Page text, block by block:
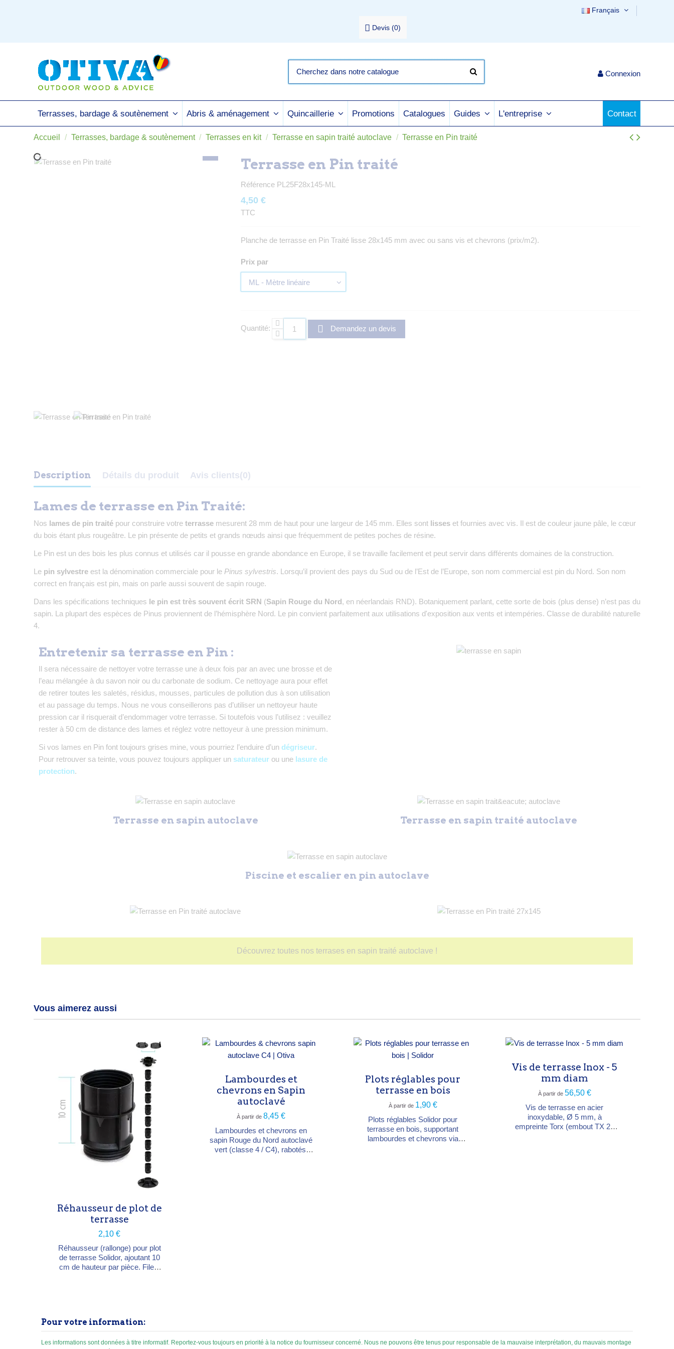
Français
Devis (0)
Connexion
Terrasses, bardage & soutènement Abris & aménagement Quincaillerie Promotions Catalogues Guides L'entreprise Contact
Accueil Terrasses, bardage & soutènement Terrasses en kit Terrasse en sapin traité autoclave Terrasse en Pin traité
Terrasse en Pin traité
Référence PL25F28x145-ML
4,50 €
TTC
Planche de terrasse en Pin Traité lisse 28x145 mm avec ou sans vis et chevrons (prix/m2).
Prix par
Quantité: Demandez un devis
Description Détails du produit Avis clients(0)
Lames de terrasse en Pin Traité:
Nos lames de pin traité pour construire votre terrasse mesurent 28 mm de haut pour une largeur de 145 mm. Elles sont lisses et fournies avec vis. Il est de couleur jaune pâle, le cœur
du bois étant plus rougeâtre. Le pin présente de petits et grands nœuds ainsi que fréquemment de petites poches de résine.
Le Pin est un des bois les plus connus et utilisés car il pousse en grande abondance en Europe, il se travaille facilement et peut servir dans différents domaines de la construction.
Le pin sylvestre est la dénomination commerciale pour le Pinus sylvestris. Lorsqu’il provient des pays du Sud ou de l’Est de l’Europe, son nom commercial est pin du Nord. Son nom
correct en français est pin, mais on parle aussi souvent de sapin rouge.
Dans les spécifications techniques le pin est très souvent écrit SRN (Sapin Rouge du Nord, en néerlandais RND). Botaniquement parlant, cette sorte de bois (plus dense) n’est pas du
sapin. La plupart des espèces de Pinus proviennent de l’hémisphère Nord. Le pin convient parfaitement aux utilisations d'exposition aux vents et intempéries. Classe de durabilité naturelle
4.
Entretenir sa terrasse en Pin :
Il sera nécessaire de nettoyer votre terrasse une à deux fois par an avec une brosse et de
l’eau mélangée à du savon noir ou du carbonate de sodium. Ce nettoyage aura pour effet
de retirer toutes les saletés, résidus, mousses, particules de pollution dus à son utilisation
et au passage du temps. Nous ne vous conseillerons pas d’utiliser un nettoyeur haute
pression car il risquerait d’endommager votre terrasse. Si toutefois vous l’utilisez : veuillez
rester à 50 cm de distance des lames et réglez votre nettoyeur à une pression minimum.
Si vos lames en Pin font toujours grises mine, vous pourriez l’enduire d’un dégriseur.
Pour retrouver sa teinte, vous pouvez toujours appliquer un saturateur ou une lasure de
protection.
Terrasse en sapin autoclave Terrasse en sapin traité autoclave
Piscine et escalier en pin autoclave
Découvrez toutes nos terrases en sapin traité autoclave !
Vous aimerez aussi
Réhausseur de plot de
terrasse
2,10 €
Réhausseur (rallonge) pour plot
de terrasse Solidor, ajoutant 10
cm de hauteur par pièce. Fileté
lambourdes/chevrons ou pour
dalles.
Lambourdes et
chevrons en Sapin
autoclavé
À partir de8,45 €
Lambourdes et chevrons en
sapin Rouge du Nord autoclavé
vert (classe 4 / C4), rabotés.
Plots réglables pour
terrasse en bois
À partir de 1,90 €
Plots réglables Solidor pour
terrasse en bois, supportant
lambourdes et chevrons via
Vis de terrasse Inox - 5
mm diam
À partir de 56,50 €
Vis de terrasse en acier
inoxydable, Ø 5 mm, à
empreinte Torx (embout TX 20
Pour votre information:
Les informations sont données à titre informatif. Reportez-vous toujours en priorité à la notice du fournisseur concerné. Nous ne pouvons être tenus pour responsable de la mauvaise interprétation, du mauvais montage